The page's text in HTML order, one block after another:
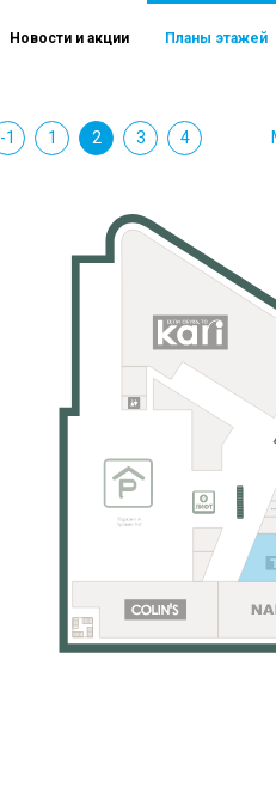
Новости и акции Планы этажей
-1 1 2 3 4